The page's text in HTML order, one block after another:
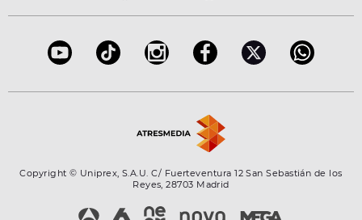
Copyright © Uniprex, S.A.U. C/ Fuerteventura 12 San Sebastián de los
Reyes, 28703 Madrid